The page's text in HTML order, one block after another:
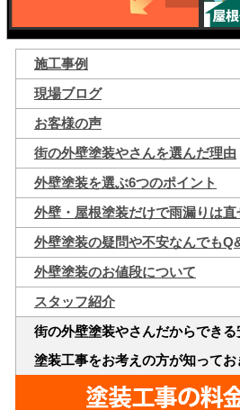
施工事例
現場ブログ
お客様の声
街の外壁塗装やさんを選んだ理由
外壁塗装を選ぶ6つのポイント
外壁・屋根塗装だけで雨漏りは直
外壁塗装の疑問や不安なんでも
外壁塗装のお値段について
スタッフ紹介
街の外壁塗装やさんだからでき
塗装工事をお考えの方が知ってお